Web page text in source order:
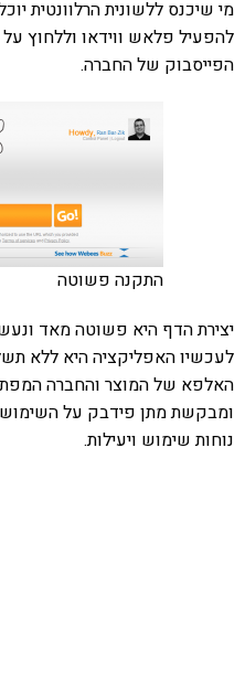
מי שיכנס ללשונית הרלוונטית
להפעיל פלאש ווידאו וללחוץ
הפייסבוק של החברה.
התקנה פשוטה
יצירת הדף היא פשוטה מאד
לעכשיו האפליקציה היא ללא
האלפא של המוצר והחברה
נוחות שימוש ויעילות.